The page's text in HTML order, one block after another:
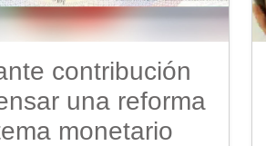
contribución
una reforma
monetario